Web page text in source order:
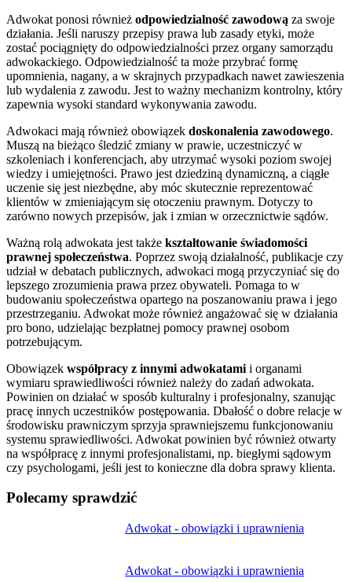
Adwokat ponosi również odpowiedzialność zawodową za swoje
działania. Jeśli naruszy przepisy prawa lub zasady etyki, może
zostać pociągnięty do odpowiedzialności przez organy samorządu
adwokackiego. Odpowiedzialność ta może przybrać formę
upomnienia, nagany, a w skrajnych przypadkach nawet zawieszenia
lub wydalenia z zawodu. Jest to ważny mechanizm kontrolny, który
zapewnia wysoki standard wykonywania zawodu.
Adwokaci mają również obowiązek doskonalenia zawodowego.
Muszą na bieżąco śledzić zmiany w prawie, uczestniczyć w
szkoleniach i konferencjach, aby utrzymać wysoki poziom swojej
wiedzy i umiejętności. Prawo jest dziedziną dynamiczną, a ciągłe
uczenie się jest niezbędne, aby móc skutecznie reprezentować
klientów w zmieniającym się otoczeniu prawnym. Dotyczy to
zarówno nowych przepisów, jak i zmian w orzecznictwie sądów.
Ważną rolą adwokata jest także kształtowanie świadomości
prawnej społeczeństwa. Poprzez swoją działalność, publikacje czy
udział w debatach publicznych, adwokaci mogą przyczyniać się do
lepszego zrozumienia prawa przez obywateli. Pomaga to w
budowaniu społeczeństwa opartego na poszanowaniu prawa i jego
przestrzeganiu. Adwokat może również angażować się w działania
pro bono, udzielając bezpłatnej pomocy prawnej osobom
potrzebującym.
Obowiązek współpracy z innymi adwokatami i organami
wymiaru sprawiedliwości również należy do zadań adwokata.
Powinien on działać w sposób kulturalny i profesjonalny, szanując
pracę innych uczestników postępowania. Dbałość o dobre relacje w
środowisku prawniczym sprzyja sprawniejszemu funkcjonowaniu
systemu sprawiedliwości. Adwokat powinien być również otwarty
na współpracę z innymi profesjonalistami, np. biegłymi sądowym
czy psychologami, jeśli jest to konieczne dla dobra sprawy klienta.
Polecamy sprawdzić
Adwokat - obowiązki i uprawnienia
Adwokat - obowiązki i uprawnienia